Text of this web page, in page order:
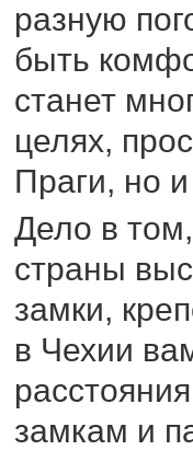
разную
быть
станет
целях,
Праги, но
Дело в
страны
замки,
в Чехии
замкам и